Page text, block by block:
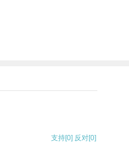
支持[0] 反对[0]